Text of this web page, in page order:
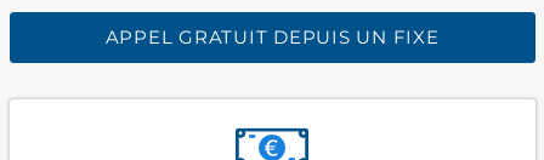
APPEL GRATUIT DEPUIS UN FIXE